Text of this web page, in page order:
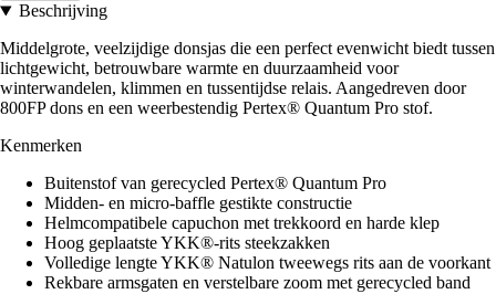
Beschrijving
Middelgrote, veelzijdige donsjas die een perfect evenwicht biedt tussen
lichtgewicht, betrouwbare warmte en duurzaamheid voor
winterwandelen, klimmen en tussentijdse relais. Aangedreven door
800FP dons en een weerbestendig Pertex® Quantum Pro stof.
Kenmerken
Buitenstof van gerecycled Pertex® Quantum Pro
Midden- en micro-baffle gestikte constructie
Helmcompatibele capuchon met trekkoord en harde klep
Hoog geplaatste YKK®-rits steekzakken
Volledige lengte YKK® Natulon tweewegs rits aan de voorkant
Rekbare armsgaten en verstelbare zoom met gerecycled band